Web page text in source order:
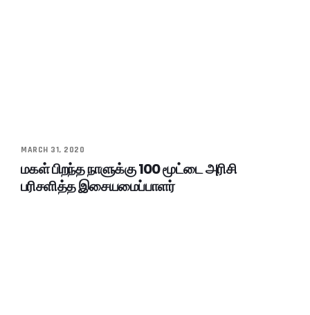
MARCH 31, 2020
மகள் பிறந்த நாளுக்கு 100 மூட்டை அரிசி
பரிசளித்த இசையமைப்பாளர்